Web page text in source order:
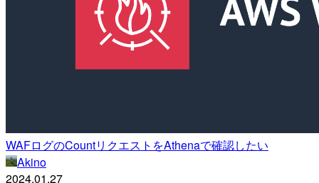
WAFログのCountリクエストをAthenaで確認したい
Akino
2024.01.27